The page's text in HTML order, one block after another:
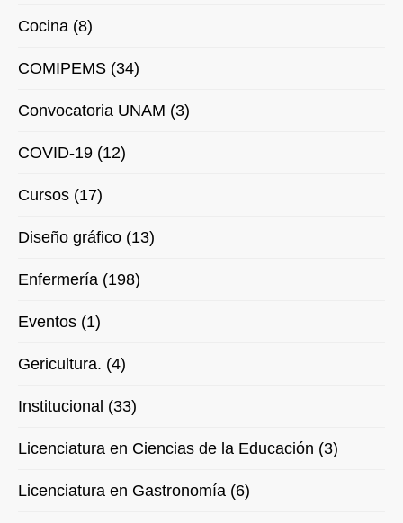
Cocina (8)
COMIPEMS (34)
Convocatoria UNAM (3)
COVID-19 (12)
Cursos (17)
Diseño gráfico (13)
Enfermería (198)
Eventos (1)
Gericultura. (4)
Institucional (33)
Licenciatura en Ciencias de la Educación (3)
Licenciatura en Gastronomía (6)